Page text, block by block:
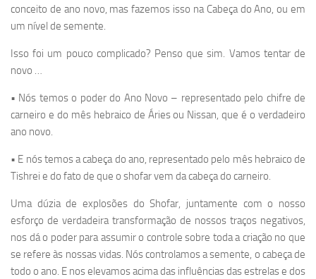
conceito de ano novo, mas fazemos isso na Cabeça do Ano, ou em
um nível de semente.
Isso foi um pouco complicado? Penso que sim. Vamos tentar de
novo …
• Nós temos o poder do Ano Novo – representado pelo chifre de
carneiro e do mês hebraico de Áries ou Nissan, que é o verdadeiro
ano novo.
• E nós temos a cabeça do ano, representado pelo mês hebraico de
Tishrei e do fato de que o shofar vem da cabeça do carneiro.
Uma dúzia de explosões do Shofar, juntamente com o nosso
esforço de verdadeira transformação de nossos traços negativos,
nos dá o poder para assumir o controle sobre toda a criação no que
se refere às nossas vidas. Nós controlamos a semente, o cabeça de
todo o ano. E nos elevamos acima das influências das estrelas e dos